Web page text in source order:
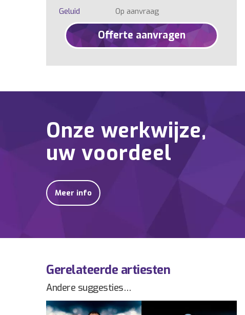
Geluid
Op aanvraag
Offerte aanvragen
Onze werkwijze,
uw voordeel
Meer info
Gerelateerde artiesten
Andere suggesties…